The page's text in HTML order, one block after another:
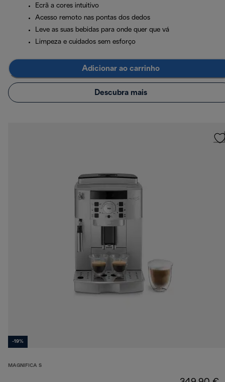
Ecrã a cores intuitivo
Acesso remoto nas pontas dos dedos
Leve as suas bebidas para onde quer que vá
Limpeza e cuidados sem esforço
Adicionar ao carrinho
Descubra mais
-19%
MAGNIFICA S